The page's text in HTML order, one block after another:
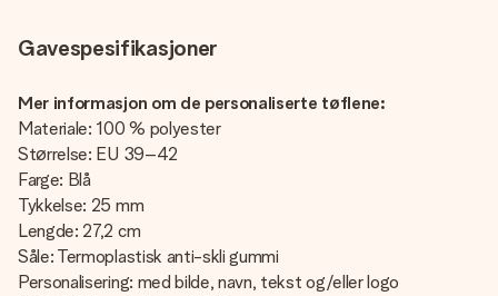
Gavespesifikasjoner
Mer informasjon om de personaliserte tøflene:
Materiale: 100 % polyester
Størrelse: EU 39–42
Farge: Blå
Tykkelse: 25 mm
Lengde: 27,2 cm
Såle: Termoplastisk anti-skli gummi
Personalisering: med bilde, navn, tekst og/eller logo